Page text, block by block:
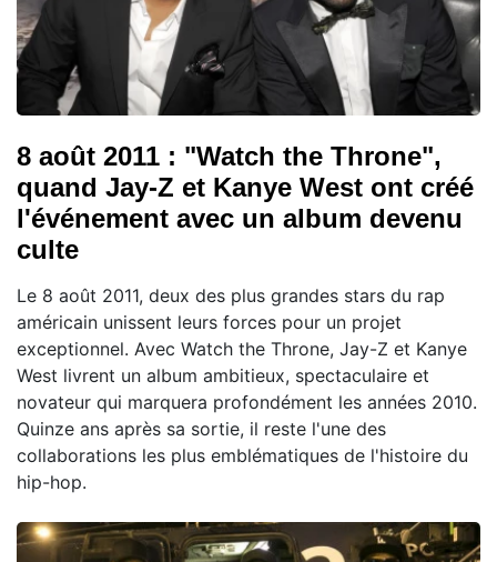
8 août 2011 : "Watch the Throne",
quand Jay-Z et Kanye West ont créé
l'événement avec un album devenu
culte
Le 8 août 2011, deux des plus grandes stars du rap
américain unissent leurs forces pour un projet
exceptionnel. Avec Watch the Throne, Jay-Z et Kanye
West livrent un album ambitieux, spectaculaire et
novateur qui marquera profondément les années 2010.
Quinze ans après sa sortie, il reste l'une des
collaborations les plus emblématiques de l'histoire du
hip-hop.